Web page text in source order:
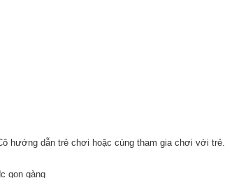
hướng dẫn trẻ chơi hoặc cùng tham gia chơi với trẻ.
gọn gàng